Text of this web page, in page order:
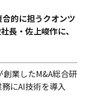
的に担うクオンツ
長・佐上峻作に、
業したM&A総合研
にAI技術を導入